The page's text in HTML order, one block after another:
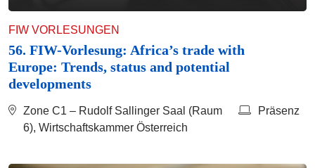
FIW VORLESUNGEN
56. FIW-Vorlesung: Africa’s trade with
Europe: Trends, status and potential
developments
Zone C1 – Rudolf Sallinger Saal (Raum
6), Wirtschaftskammer Österreich
Präsenz